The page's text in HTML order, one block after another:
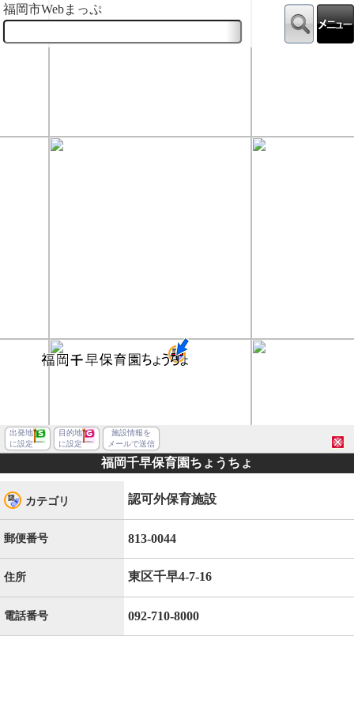
福岡市Webまっぷ
出発地
に設定
目的地
に設定
施設情報を
メールで送信
福岡千早保育園ちょうちょ
カテゴリ 認可外保育施設
郵便番号 813-0044
住所 東区千早4-7-16
電話番号 092-710-8000